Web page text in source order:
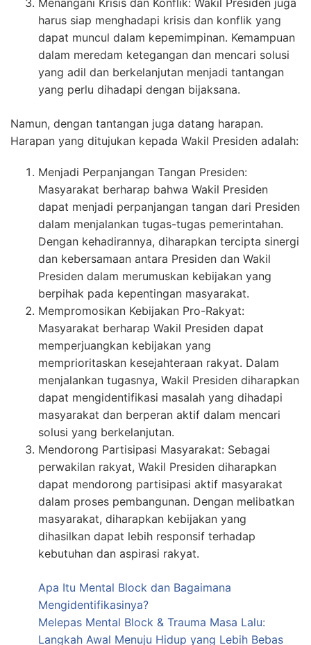
Menangani Krisis dan Konflik: Wakil Presiden juga
harus siap menghadapi krisis dan konflik yang
dapat muncul dalam kepemimpinan. Kemampuan
dalam meredam ketegangan dan mencari solusi
yang adil dan berkelanjutan menjadi tantangan
yang perlu dihadapi dengan bijaksana.
Namun, dengan tantangan juga datang harapan.
Harapan yang ditujukan kepada Wakil Presiden adalah:
Menjadi Perpanjangan Tangan Presiden:
Masyarakat berharap bahwa Wakil Presiden
dapat menjadi perpanjangan tangan dari Presiden
dalam menjalankan tugas-tugas pemerintahan.
Dengan kehadirannya, diharapkan tercipta sinergi
dan kebersamaan antara Presiden dan Wakil
Presiden dalam merumuskan kebijakan yang
berpihak pada kepentingan masyarakat.
Mempromosikan Kebijakan Pro-Rakyat:
Masyarakat berharap Wakil Presiden dapat
memperjuangkan kebijakan yang
memprioritaskan kesejahteraan rakyat. Dalam
menjalankan tugasnya, Wakil Presiden diharapkan
dapat mengidentifikasi masalah yang dihadapi
masyarakat dan berperan aktif dalam mencari
solusi yang berkelanjutan.
Mendorong Partisipasi Masyarakat: Sebagai
perwakilan rakyat, Wakil Presiden diharapkan
dapat mendorong partisipasi aktif masyarakat
dalam proses pembangunan. Dengan melibatkan
masyarakat, diharapkan kebijakan yang
dihasilkan dapat lebih responsif terhadap
kebutuhan dan aspirasi rakyat.
Apa Itu Mental Block dan Bagaimana
Mengidentifikasinya?
Melepas Mental Block & Trauma Masa Lalu:
Langkah Awal Menuju Hidup yang Lebih Bebas